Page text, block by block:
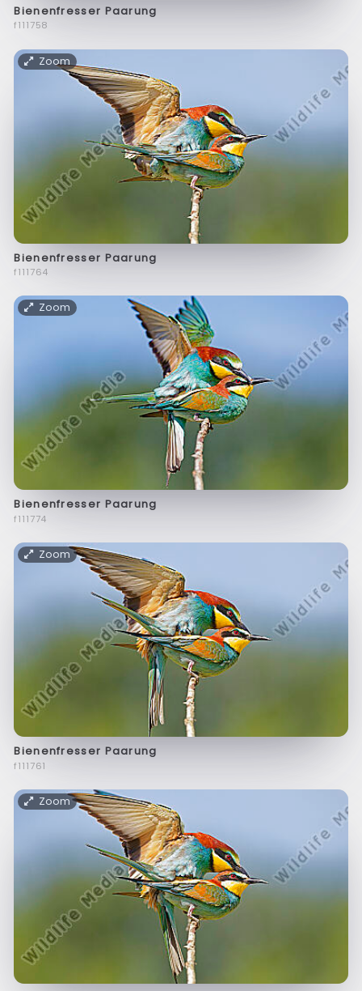
Bienenfresser Paarung
f111758
Zoom
Bienenfresser Paarung
f111764
Zoom
Bienenfresser Paarung
f111774
Zoom
Bienenfresser Paarung
f111761
Zoom